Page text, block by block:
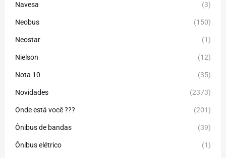
Navesa (3)
Neobus (150)
Neostar (1)
Nielson (12)
Nota 10 (35)
Novidades (2373)
Onde está você ??? (201)
Ônibus de bandas (39)
Ônibus elétrico (1)